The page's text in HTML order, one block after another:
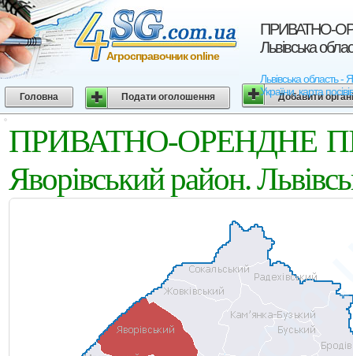
ПРИВАТНО-
Львівська
Львівська
України, карта
Агросправочник online
Головна Подати оголошення Добавити
ПРИВАТНО-ОРЕНДНЕ
Яворівський район.